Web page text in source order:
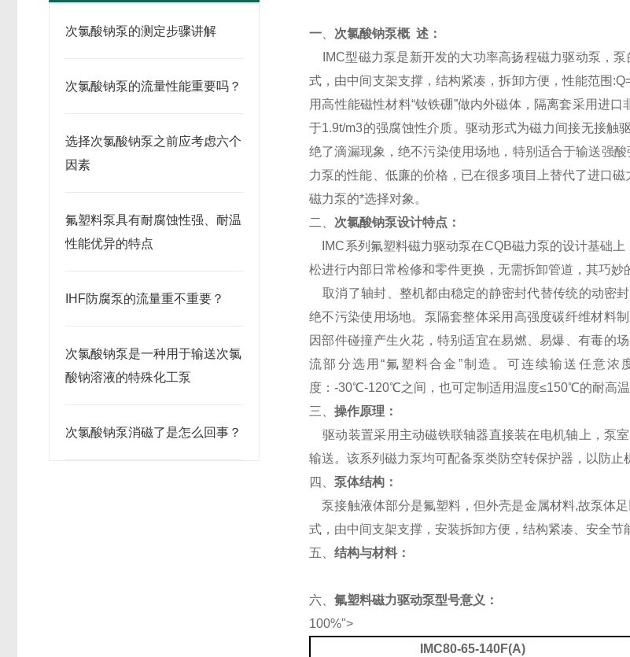
次氯酸钠泵的测定步骤讲解
次氯酸钠泵的流量性能重要吗？
选择次氯酸钠泵之前应考虑六个
因素
氟塑料泵具有耐腐蚀性强、耐温
性能优异的特点
IHF防腐泵的流量重不重要？
次氯酸钠泵是一种用于输送次氯
酸钠溶液的特殊化工泵
次氯酸钠泵消磁了是怎么回事？
一 次氯酸钠泵概 述：
IMC型磁力泵是新开发的大功率高扬程磁力驱动泵，
式，由中间支架支撑，结构紧凑，拆卸方便，性能范围
用高性能磁性材料“钕铁硼”做内外磁体，隔离套采用进口
于1.9t/m3的强腐蚀性介质。驱动形式为磁力间接无接触
绝了滴漏现象，绝不污染使用场地，特别适合于输送强
力泵的性能、低廉的价格，已在很多项目上替代了进口
磁力泵的*选择对象。
二、 次氯酸钠泵设计特点：
IMC系列氟塑料磁力驱动泵在CQB磁力泵的设计基础
松进行内部日常检修和零件更换，无需拆卸管道，其巧
取消了轴封、整机都由稳定的静密封代替传统的动密
绝不污染使用场地。泵隔套整体采用高强度碳纤维材料
因部件碰撞产生火花，特别适宜在易燃、易爆、有毒的
流部分选用“氟塑料合金 ”制造。可连续输送任意浓
度：-30℃-120℃之间，也可定制适用温度≤150℃的耐高温
三、操作原理：
驱动装置采用主动磁铁联轴器直接装在电机轴上，泵
输送。该系列磁力泵均可配备泵类防空转保护器，以防止
四、泵体结构：
泵接触液体部分是氟塑料，但外壳是金属材料,故泵体
式，由中间支架支撑，安装拆卸方便，结构紧凑、安全节
五、结构与材料：
六、氟塑料磁力驱动泵型号意义：
100%">
IMC80-65-140F(A)